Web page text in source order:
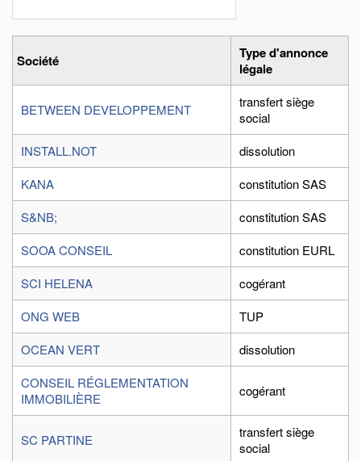
Société
Type d'annonce
légale
BETWEEN DEVELOPPEMENT
transfert siège
social
INSTALL.NOT
dissolution
KANA
constitution SAS
S&NB;
constitution SAS
SOOA CONSEIL
constitution EURL
SCI HELENA
cogérant
ONG WEB
TUP
OCEAN VERT
dissolution
CONSEIL RÉGLEMENTATION
IMMOBILIÈRE
cogérant
SC PARTINE
transfert siège
social